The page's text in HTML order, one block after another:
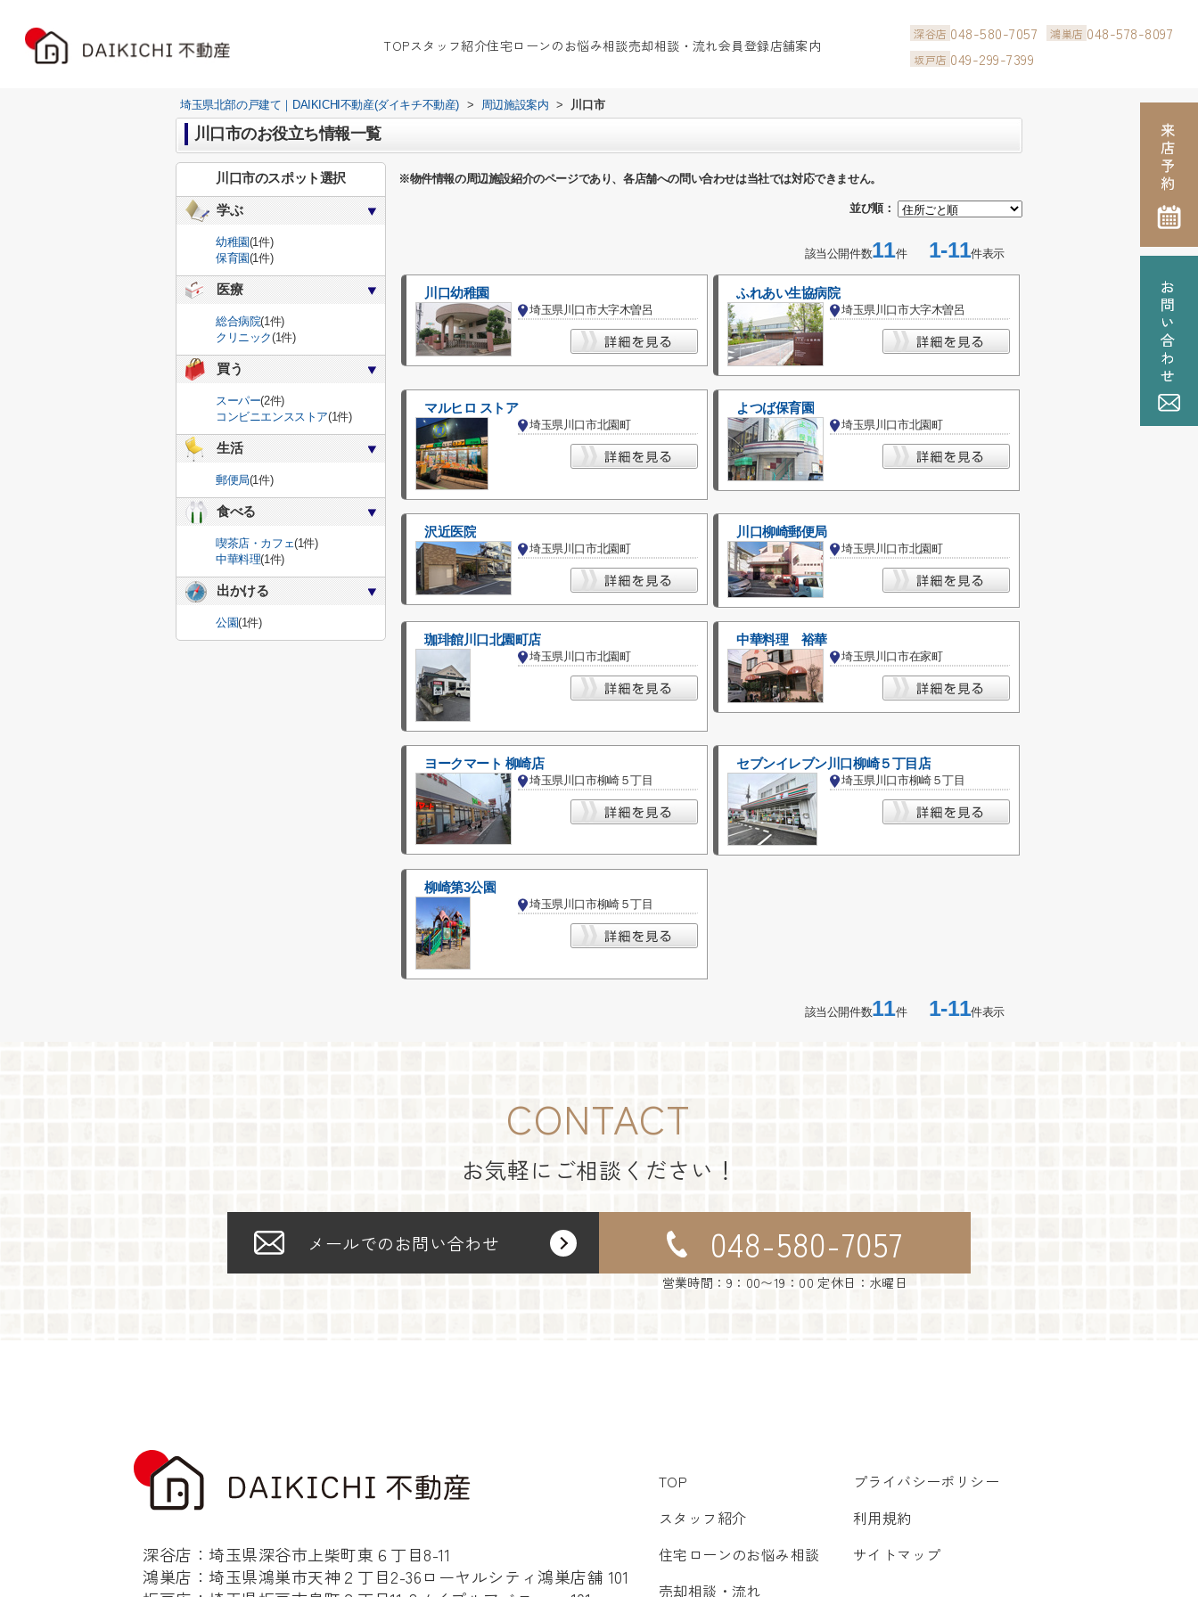
TOPスタッフ紹介住宅ローンのお悩み相談売却相談・流れ会員登録店舗案内
深谷店 048-580-7057 鴻巣店 048-578-8097
坂戸店 049-299-7399
埼玉県北部の戸建て｜DAIKICHI不動産(ダイキチ不動産) > 周辺施設案内 > 川口市
川口市のお役立ち情報一覧
※物件情報の周辺施設紹介のページであり、各店舗への問い合わせは当社では対応できません。
並び順：
該当公開件数11件1-11件表示
川口幼稚園
埼玉県川口市大字木曽呂
ふれあい生協病院
埼玉県川口市大字木曽呂
マルヒロ ストア
埼玉県川口市北園町
よつば保育園
埼玉県川口市北園町
沢近医院
埼玉県川口市北園町
川口柳崎郵便局
埼玉県川口市北園町
珈琲館川口北園町店
埼玉県川口市北園町
中華料理 裕華
埼玉県川口市在家町
ヨークマート 柳崎店
埼玉県川口市柳崎５丁目
セブンイレブン川口柳崎５丁目店
埼玉県川口市柳崎５丁目
柳崎第3公園
埼玉県川口市柳崎５丁目
該当公開件数11件1-11件表示
川口市のスポット選択
学ぶ
幼稚園(1件)
保育園(1件)
医療
総合病院(1件)
クリニック(1件)
買う
スーパー(2件)
コンビニエンスストア(1件)
生活
郵便局(1件)
食べる
喫茶店・カフェ(1件)
中華料理(1件)
出かける
公園(1件)
CONTACT
お気軽にご相談ください！
メールでのお問い合わせ 048-580-7057
営業時間：9：00〜19：00 定休日：水曜日
深谷店：埼玉県深谷市上柴町東６丁目8-11
鴻巣店：埼玉県鴻巣市天神２丁目2-36ローヤルシティ鴻巣店舗 101
TOP
スタッフ紹介
住宅ローンのお悩み相談
売却相談・流れ
プライバシーポリシー
利用規約
サイトマップ